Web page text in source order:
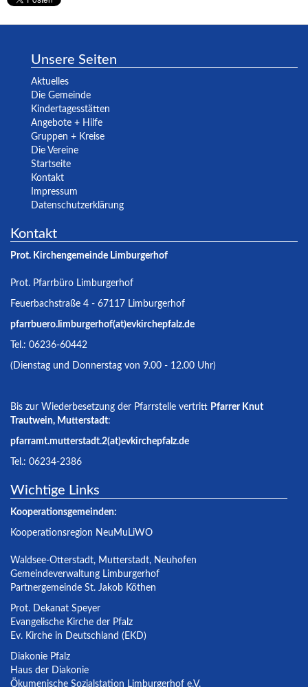
Unsere Seiten
Aktuelles
Die Gemeinde
Kindertagesstätten
Angebote + Hilfe
Gruppen + Kreise
Die Vereine
Startseite
Kontakt
Impressum
Datenschutzerklärung
Kontakt
Prot. Kirchengemeinde Limburgerhof
Prot. Pfarrbüro Limburgerhof
Feuerbachstraße 4 - 67117 Limburgerhof
pfarrbuero.limburgerhof(at)evkirchepfalz.de
Tel.: 06236-60442
(Dienstag und Donnerstag von 9.00 - 12.00 Uhr)
Bis zur Wiederbesetzung der Pfarrstelle vertritt Pfarrer Knut
Trautwein, Mutterstadt:
pfarramt.mutterstadt.2(at)evkirchepfalz.de
Tel.: 06234-2386
Wichtige Links
Kooperationsgemeinden:
Kooperationsregion NeuMuLiWO
Waldsee-Otterstadt, Mutterstadt, Neuhofen
Gemeindeverwaltung Limburgerhof
Partnergemeinde St. Jakob Köthen
Prot. Dekanat Speyer
Evangelische Kirche der Pfalz
Ev. Kirche in Deutschland (EKD)
Diakonie Pfalz
Haus der Diakonie
Ökumenische Sozialstation Limburgerhof e.V.